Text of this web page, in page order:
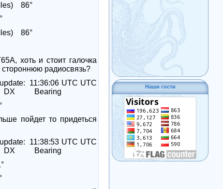
86°
86°
65A, хоть и стоит галочка
стороннюю радиосвязь?
11:36:06 UTC UTC
DX
Bearing
пойдет то придеться
11:38:53 UTC UTC
DX
Bearing
Наши гости